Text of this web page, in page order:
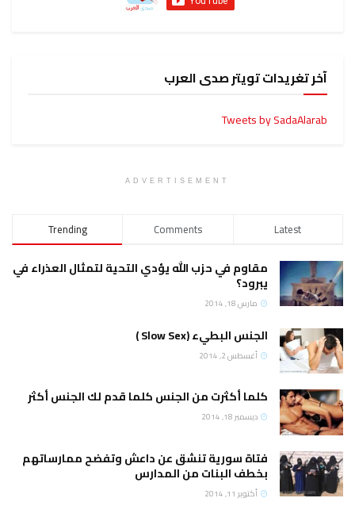
آخر تغريدات تويتر صدى العرب
Tweets by SadaAlarab
ADVERTISEMENT
Trending Comments Latest
مقاوم في حزب الله يؤدي التحية لتمثال العذراء في
يبرود؟
مارس 18, 2014
الجنس البطيء (Slow Sex )
أغسطس 2, 2014
كلما أكثرت من الجنس كلما قدم لك الجنس أكثر
ديسمبر 18, 2014
فتاة سورية تنشق عن داعش وتفضح ممارساتهم
بخطف البنات من المدارس
أكتوبر 11, 2014